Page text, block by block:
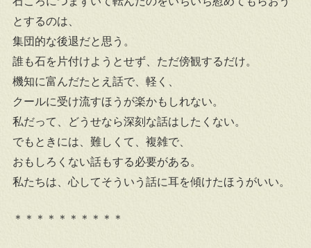
とするのは、
集団的な後退だと思う。
誰も石を片付けようとせず、ただ傍観するだけ。
機知に富んだたとえ話で、軽く、
クールに受け流すほうが楽かもしれない。
私だって、どうせなら深刻な話はしたくない。
でもときには、難しくて、複雑で、
おもしろくない話もする必要がある。
私たちは、心してそういう話に耳を傾けたほうがいい。
＊＊＊＊＊＊＊＊＊＊